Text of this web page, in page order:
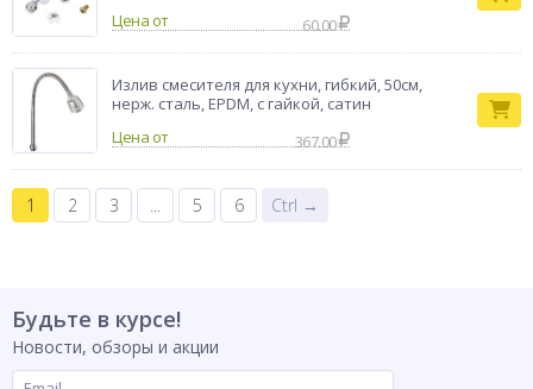
Цена от
60.00
Излив смесителя для кухни, гибкий, 50см,
нерж. сталь, EPDM, с гайкой, сатин
Цена от
367.00
1 2 3 ... 5 6 Ctrl →
Будьте в курсе!
Новости, обзоры и акции